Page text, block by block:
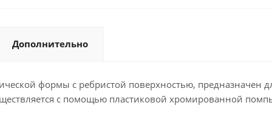
Дополнительно
формы с ребристой поверхностью,
с помощью пластиковой хромированной